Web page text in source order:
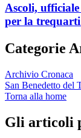
Ascoli,
per la trequarti
Categorie
Archivio Cronaca
San Benedetto del
Torna alla home
Gli articoli